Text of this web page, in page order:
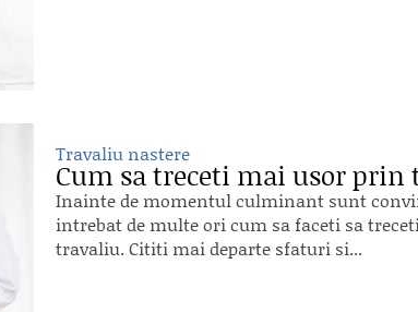
Travaliu nastere
Cum sa treceti mai usor prin
Inainte de momentul culminant sunt
intrebat de multe ori cum sa faceti sa
travaliu. Cititi mai departe sfaturi si...